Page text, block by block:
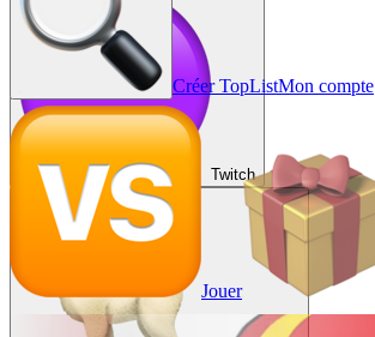
Twitch
Créer TopListMon compte
Jouer